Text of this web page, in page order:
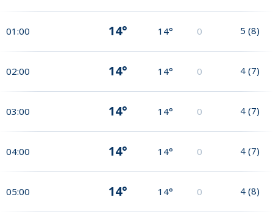
01:00 14° 14° 0 5 (8)
02:00 14° 14° 0 4 (7)
03:00 14° 14° 0 4 (7)
04:00 14° 14° 0 4 (7)
05:00 14° 14° 0 4 (8)